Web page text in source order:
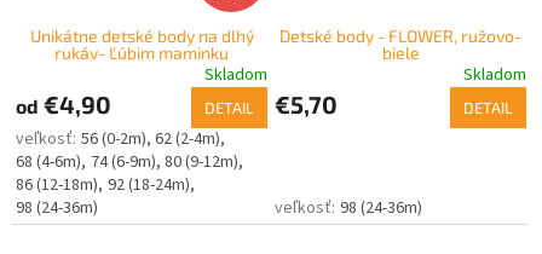
Unikátne detské body na dlhý
rukáv- Ľúbim maminku
Skladom
od €4,90 DETAIL
56 (0-2m) 62 (2-4m)
68 (4-6m) 74 (6-9m) 80 (9-12m)
86 (12-18m) 92 (18-24m)
98 (24-36m)
Detské body - FLOWER, ružovo-
biele
Skladom
€5,70 DETAIL
98 (24-36m)